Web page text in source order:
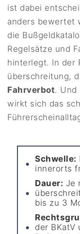
ist dabei
anders bewertet
die
Regelsätze und
hinterlegt. In der
überschreitung,
Fahrverbot. Und
wirkt sich das
Schwelle:
innerorts
Dauer: Je
bis zu 3
der BKatV